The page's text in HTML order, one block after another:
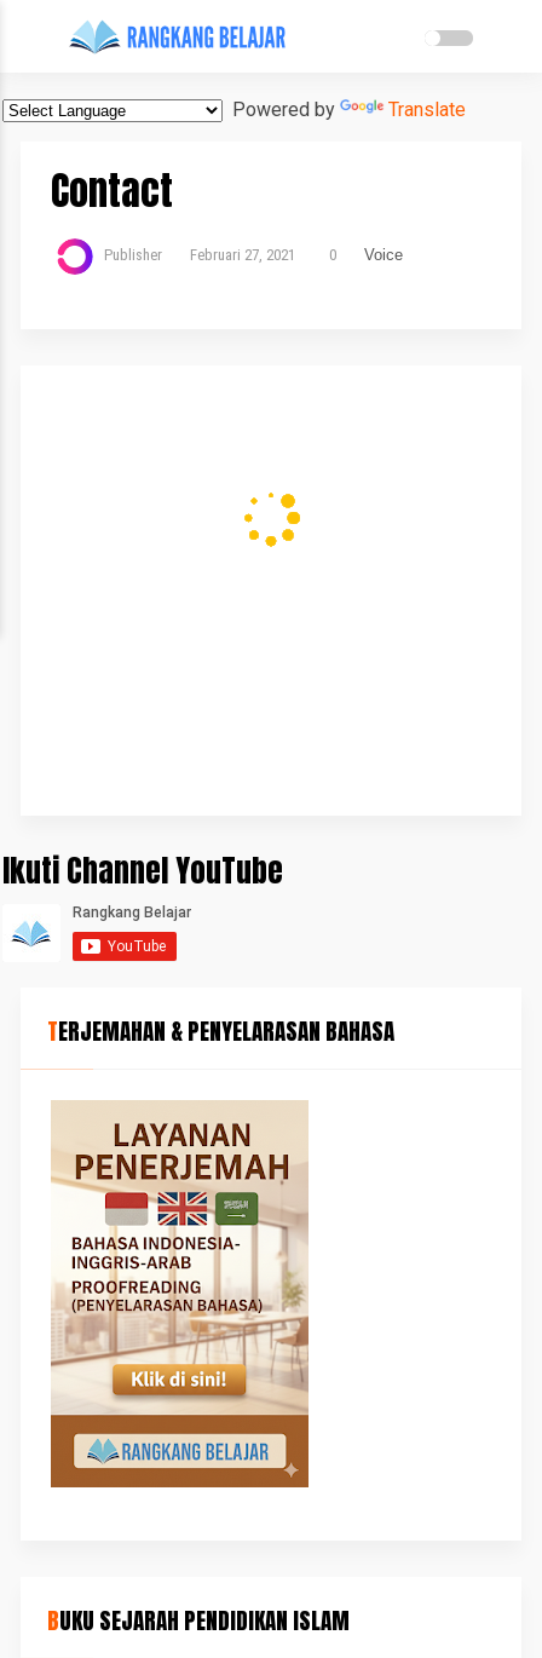
Powered by Translate
Contact
Publisher Februari 27, 2021 0 Voice
Ikuti Channel YouTube
TERJEMAHAN & PENYELARASAN BAHASA
BUKU SEJARAH PENDIDIKAN ISLAM